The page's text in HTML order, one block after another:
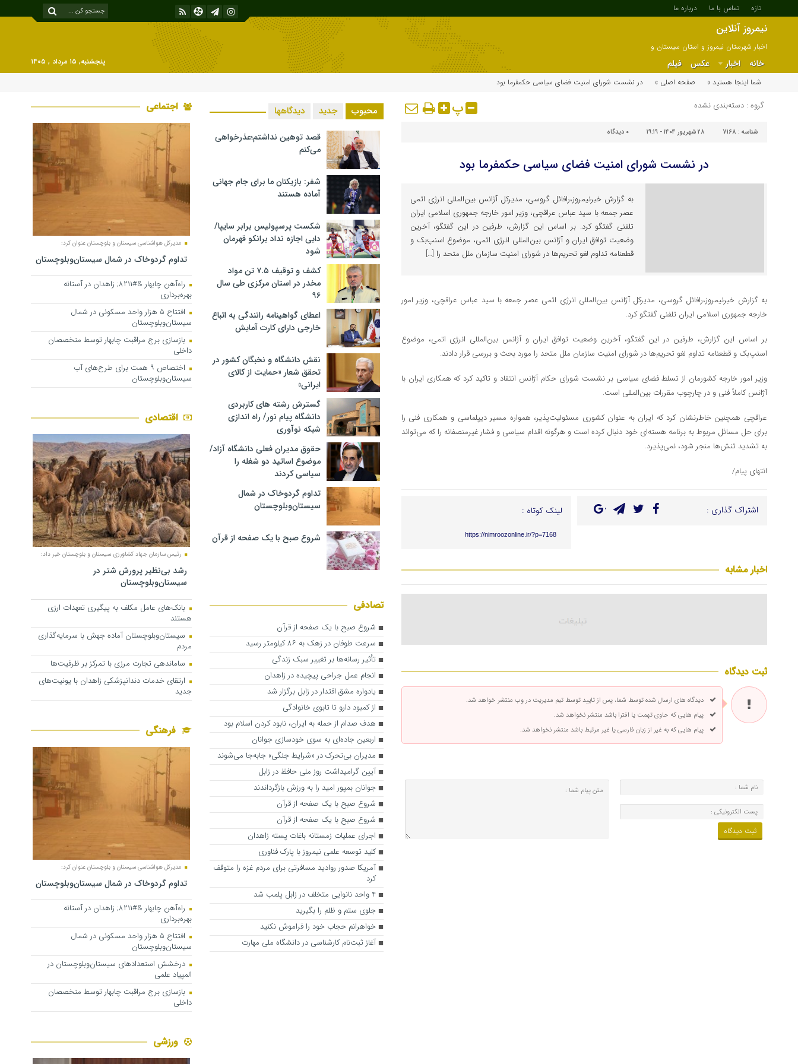
تازه تماس با ما درباره ما
نیمروز آنلاین
اخبار شهرستان نیمروز و استان سیستان و
بلوچستان
خانه اخبار عکس فیلم
پنجشنبه, ۱۵ مرداد , ۱۴۰۵
شما اینجا هستید »
صفحه اصلی » در نشست شورای امنیت فضای سیاسی حکمفرما بود
گروه : دسته‌بندی نشده پ
شناسه : 7168 ۲۸ شهریور ۱۴۰۴ - ۱۹:۱۹ ۰ دیدگاه
در نشست شورای امنیت فضای سیاسی حکمفرما بود
به گزارش خبرنیمروز،رافائل گروسی، مدیرکل آژانس بین‌المللی انرژی اتمی
عصر جمعه با سید عباس عراقچی، وزیر امور خارجه جمهوری اسلامی ایران
تلفنی گفتگو کرد. بر اساس این گزارش، طرفین در این گفتگو، آخرین
وضعیت توافق ایران و آژانس بین‌المللی انرژی اتمی، موضوع اسنپ‌بک و
قطعنامه تداوم لغو تحریم‌ها در شورای امنیت سازمان ملل متحد را […]
به گزارش خبرنیمروز،رافائل گروسی، مدیرکل آژانس بین‌المللی انرژی اتمی عصر جمعه با سید عباس عراقچی، وزیر امور
خارجه جمهوری اسلامی ایران تلفنی گفتگو کرد.
بر اساس این گزارش، طرفین در این گفتگو، آخرین وضعیت توافق ایران و آژانس بین‌المللی انرژی اتمی، موضوع
اسنپ‌بک و قطعنامه تداوم لغو تحریم‌ها در شورای امنیت سازمان ملل متحد را مورد بحث و بررسی قرار دادند.
وزیر امور خارجه کشورمان از تسلط فضای سیاسی بر نشست شورای حکام آژانس انتقاد و تاکید کرد که همکاری ایران با
آژانس کاملاً فنی و در چارچوب مقررات بین‌المللی است.
عراقچی همچنین خاطرنشان کرد که ایران به عنوان کشوری مسئولیت‌پذیر، همواره مسیر دیپلماسی و همکاری فنی را
برای حل مسائل مربوط به برنامه هسته‌ای خود دنبال کرده است و هرگونه اقدام سیاسی و فشار غیرمنصفانه را که می‌تواند
به تشدید تنش‌ها منجر شود، نمی‌پذیرد.
انتهای پیام/
اشتراک گذاری : لینک کوتاه :
https://nimroozonline.ir/?p=7168
اخبار مشابه
ثبت دیدگاه
دیدگاه های ارسال شده توسط شما، پس از تایید توسط تیم مدیریت در وب منتشر خواهد شد.
پیام هایی که حاوی تهمت یا افترا باشد منتشر نخواهد شد.
پیام هایی که به غیر از زبان فارسی یا غیر مرتبط باشد منتشر نخواهد شد.
محبوب جدید دیدگاهها
قصد توهین نداشتم؛عذرخواهی
می‌کنم
شفر: بازیکنان ما برای جام جهانی
آماده هستند
شکست پرسپولیس برابر سایپا/
دایی اجازه نداد برانکو قهرمان
شود
کشف و توقیف ۷.۵ تن مواد
مخدر در استان مرکزی طی سال
۹۶
اعطای گواهینامه رانندگی به اتباع
خارجی دارای کارت آمایش
نقش دانشگاه و نخبگان کشور در
تحقق شعار «حمایت از کالای
ایرانی»
گسترش رشته های کاربردی
دانشگاه پیام نور/ راه اندازی
شبکه نوآوری
حقوق مدیران فعلی دانشگاه آزاد/
موضوع اساتید دو شغله را
سیاسی کردند
تداوم گردوخاک در شمال
سیستان‌وبلوچستان
شروع صبح با یک صفحه از قرآن
تصادفی
شروع صبح با یک صفحه از قرآن
سرعت طوفان در زهک به ۸۶ کیلومتر رسید
تأثیر رسانه‌ها بر تغییر سبک زندگی
انجام عمل جراحی پیچیده در زاهدان
یادواره مشق اقتدار در زابل برگزار شد
از کمبود دارو تا تابوی خانوادگی
هدف صدام از حمله به ایران، نابود کردن اسلام بود
اربعین جاده‌ای به سوی خودسازی جوانان
مدیران بی‌تحرک در «شرایط جنگی» جابه‌جا می‌شوند
آیین گرامیداشت روز ملی حافظ در زابل
جوانان بمپور امید را به ورزش بازگرداندند
شروع صبح با یک صفحه از قرآن
شروع صبح با یک صفحه از قرآن
اجرای عملیات زمستانه باغات پسته زاهدان
کلید توسعه علمی نیمروز با پارک فناوری
آمریکا صدور روادید مسافرتی برای مردم غزه را متوقف
کرد
۴ واحد نانوایی متخلف در زابل پلمب شد
جلوی ستم و ظلم را بگیرید
خواهرانم حجاب خود را فراموش نکنید
آغاز ثبت‌نام کارشناسی در دانشگاه ملی مهارت
اجتماعی
مدیرکل هواشناسی سیستان و بلوچستان عنوان کرد:
تداوم گردوخاک در شمال سیستان‌وبلوچستان
راه‌آهن چابهار &#۸۲۱۱; زاهدان در آستانه
بهره‌برداری
افتتاح ۵ هزار واحد مسکونی در شمال
سیستان‌وبلوچستان
بازسازی برج مراقبت چابهار توسط متخصصان
داخلی
اختصاص ۹ همت برای طرح‌های آب
سیستان‌وبلوچستان
اقتصادی
رئیس سازمان جهاد کشاورزی سیستان و بلوچستان خبر داد:
رشد بی‌نظیر پرورش شتر در
سیستان‌وبلوچستان
بانک‌های عامل مکلف به پیگیری تعهدات ارزی
هستند
سیستان‌وبلوچستان آماده جهش با سرمایه‌گذاری
مردم
ساماندهی تجارت مرزی با تمرکز بر ظرفیت‌ها
ارتقای خدمات دندانپزشکی زاهدان با یونیت‌های
جدید
فرهنگی
مدیرکل هواشناسی سیستان و بلوچستان عنوان کرد:
تداوم گردوخاک در شمال سیستان‌وبلوچستان
راه‌آهن چابهار &#۸۲۱۱; زاهدان در آستانه
بهره‌برداری
افتتاح ۵ هزار واحد مسکونی در شمال
سیستان‌وبلوچستان
درخشش استعدادهای سیستان‌وبلوچستان در
المپیاد علمی
بازسازی برج مراقبت چابهار توسط متخصصان
داخلی
ورزشی